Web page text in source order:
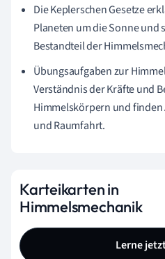
Die Keplerschen Gesetze
Planeten um die Sonne
Bestandteil der
Übungsaufgaben zur
Verständnis der Kräfte und
Himmelskörpern und
und Raumfahrt.
Karteikarten in
Himmelsmechanik
Lerne